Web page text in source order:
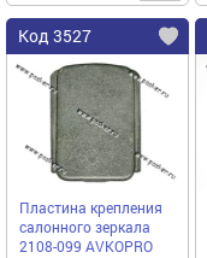
Код 3527
Пластина крепления
салонного зеркала
2108-099 AVKOPRO